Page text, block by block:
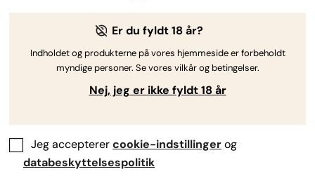
Er du fyldt 18 år?
Indholdet og produkterne på vores hjemmeside er forbeholdt
myndige personer. Se vores vilkår og betingelser.
Nej, jeg er ikke fyldt 18 år
Jeg accepterercookie-indstillingerog
databeskyttelsespolitik